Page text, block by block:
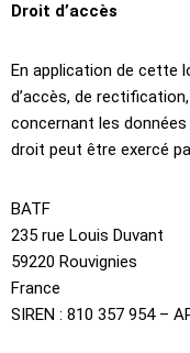
Droit d’accès
En application de cette
d’accès, de
concernant les
droit peut être exercé
BATF
235 rue Louis Duvant
59220 Rouvignies
France
SIREN : 810 357 954 –